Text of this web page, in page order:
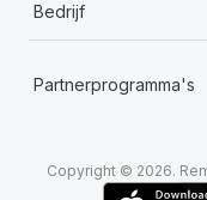
Bedrijf
Partnerprogramma's
Copyright © 2026.